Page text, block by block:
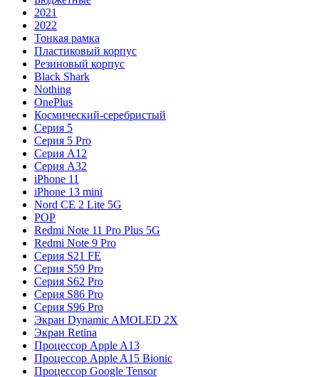
2021
2022
Тонкая рамка
Пластиковый корпус
Резиновый корпус
Black Shark
Nothing
OnePlus
Космический-серебристый
Серия 5
Серия 5 Pro
Серия A12
Серия A32
iPhone 11
iPhone 13 mini
Nord CE 2 Lite 5G
POP
Redmi Note 11 Pro Plus 5G
Redmi Note 9 Pro
Серия S21 FE
Серия S59 Pro
Серия S62 Pro
Серия S86 Pro
Серия S96 Pro
Экран Dynamic AMOLED 2X
Экран Retina
Процессор Apple A13
Процессор Apple A15 Bionic
Процессор Google Tensor